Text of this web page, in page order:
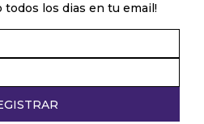
los dias en tu email!